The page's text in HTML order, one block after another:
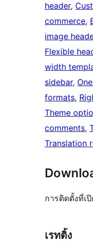
header,
commerce,
image
Flexible
width
sidebar,
formats,
Theme
comments,
Translation
การติดตั้งที่เ
เรทติ้ง